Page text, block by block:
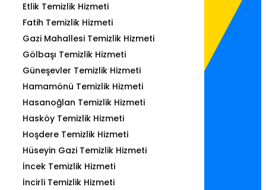
Etlik Temizlik Hizmeti
Fatih Temizlik Hizmeti
Gazi Mahallesi Temizlik Hizmeti
Gölbaşı Temizlik Hizmeti
Güneşevler Temizlik Hizmeti
Hamamönü Temizlik Hizmeti
Hasanoğlan Temizlik Hizmeti
Hasköy Temizlik Hizmeti
Hoşdere Temizlik Hizmeti
Hüseyin Gazi Temizlik Hizmeti
İncek Temizlik Hizmeti
İncirli Temizlik Hizmeti